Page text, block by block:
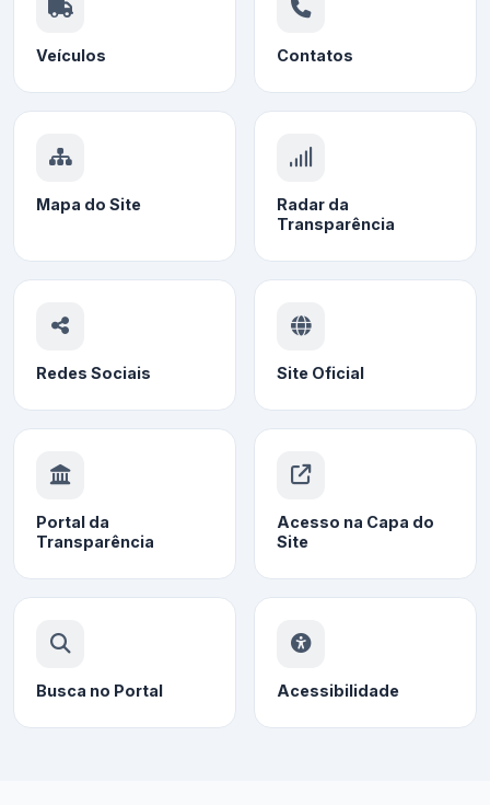
Veículos Contatos
Mapa do Site
Radar da
Transparência
Redes Sociais Site Oficial
Portal da
Transparência
Acesso na Capa do
Site
Busca no Portal Acessibilidade